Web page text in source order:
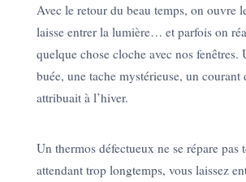
Avec le retour du beau temps, on ouvre
laisse entrer la lumière… et parfois on
quelque chose cloche avec nos fenêtres.
buée, une tache mystérieuse, un courant
attribuait à l’hiver.
Un thermos défectueux ne se répare pas
attendant trop longtemps, vous laissez